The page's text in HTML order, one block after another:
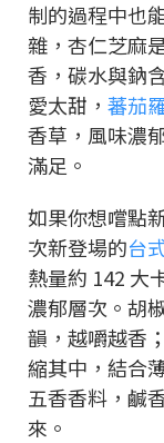
制的過程中也
雜，杏仁芝麻
香，碳水與鈉
愛太甜， 蕃茄
香草，風味濃
滿足。
如果你想嚐點
次新登場的台
熱量約 142 大
濃郁層次。胡
韻，越嚼越香
縮其中，結合
五香香料，鹹
來。